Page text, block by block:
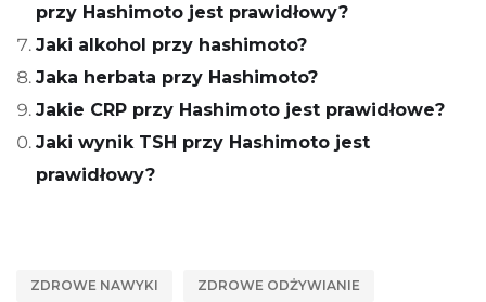
przy Hashimoto jest prawidłowy?
Jaki alkohol przy hashimoto?
Jaka herbata przy Hashimoto?
Jakie CRP przy Hashimoto jest prawidłowe?
Jaki wynik TSH przy Hashimoto jest
prawidłowy?
ZDROWE NAWYKI ZDROWE ODŻYWIANIE